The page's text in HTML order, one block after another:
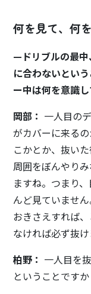
何を見て、何
—ドリブルの最中
に合わないとい
ー中は何を意識
岡部： 一人目の
がカバーに来る
こかとか、抜い
周囲をぼんやり
ますね。つまり
んど見ていませ
おきさえすれば
なければ必ず抜け
柏野： 一人目を
ということですか